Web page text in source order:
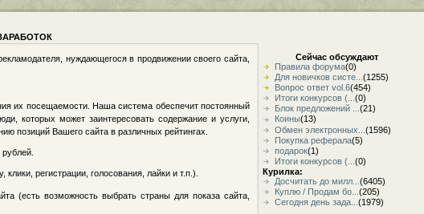
нуждающегося в продвижении своего сайта,
их посещаемости. Наша система обеспечит постоянный
которых может заинтересовать содержание и услуги,
позиций Вашего сайта в различных рейтингах.
рублей.
регистрации, голосования, лайки и т.п.).
(есть возможность выбрать страны для показа сайта,
Сейчас обсуждают
Правила форума(0)
Для новичков систе... (1255)
Вопрос ответ vol.6(454)
Итоги конкурсов (... (0)
Блок предложений ... (21)
Коины(13)
Обмен электронных... (1596)
Покупка реферала(5)
подарок(1)
Итоги конкурсов (... (0)
Курилка:
Досчитать до милл... (6405)
Куплю / Продам бо... (205)
Сегодня день зада... (1979)